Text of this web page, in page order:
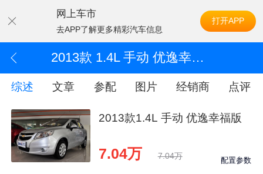
网上车市
去APP了解更多精彩汽车信息
打开APP
2013款 1.4L 手动 优逸幸福版
综述 文章 参配 图片 经销商 点评
2013款1.4L 手动 优逸幸福版
7.04万 7.04万 配置参数